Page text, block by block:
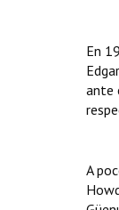
En
ante
A